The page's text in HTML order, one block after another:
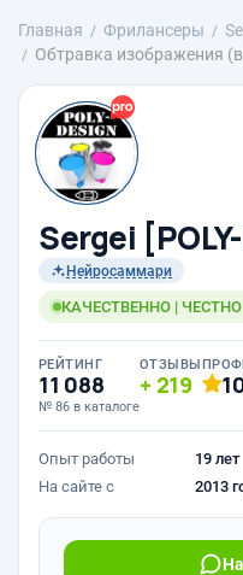
Главная Фрилансеры
Обтравка изображения
Sergei
Нейросаммари
КАЧЕСТВЕННО |
РЕЙТИНГ
11 088
№ 86 в каталоге
ОТЗЫВЫ
219
Опыт работы
19 лет
На сайте с
2013